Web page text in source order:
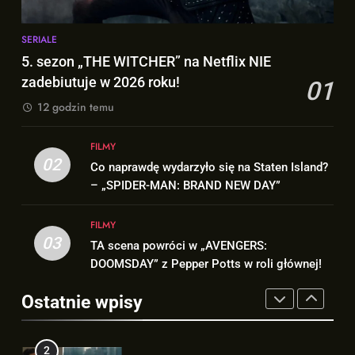
1
Netflix NIE zadebiutuje w 2026
roku!
SERIALE
Staten Island? – „SPIDER-MAN:
BRAND NEW DAY”
FILMY
3
TA scena powróci w
Pepper Potts w roli głównej!
FILMY
4
SERIALE
5. sezon „THE WITCHER” na Netflix NIE
zadebiutuje w 2026 roku!
01
12 godzin temu
02
FILMY
Co naprawdę wydarzyło się na Staten Island?
– „SPIDER-MAN: BRAND NEW DAY”
03
FILMY
TA scena powróci w „AVENGERS:
DOOMSDAY” z Pepper Potts w roli głównej!
Ostatnie wpisy
8
Znamy szczegóły roli
Deadpoola Ryan Reynoldsa w
5. sezon „THE WITCHER” na
Netflix NIE zadebiutuje w 2026
2
Co naprawdę wydarzyło się na
Staten Island? – „SPIDER-MAN:
BRAND NEW DAY”
FILMY
3